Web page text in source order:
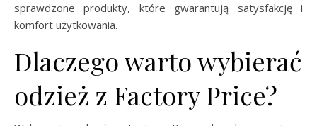
sprawdzone produkty, które gwarantują satysfakcję i
komfort użytkowania.
Dlaczego warto wybierać
odzież z Factory Price?